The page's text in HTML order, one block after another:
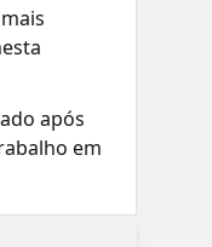
após
em